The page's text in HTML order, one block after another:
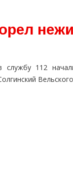
службу 112